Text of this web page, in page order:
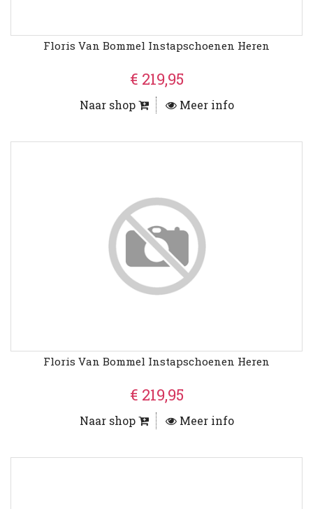
Floris Van Bommel Instapschoenen Heren
€ 219,95
Naar shop Meer info
Floris Van Bommel Instapschoenen Heren
€ 219,95
Naar shop Meer info